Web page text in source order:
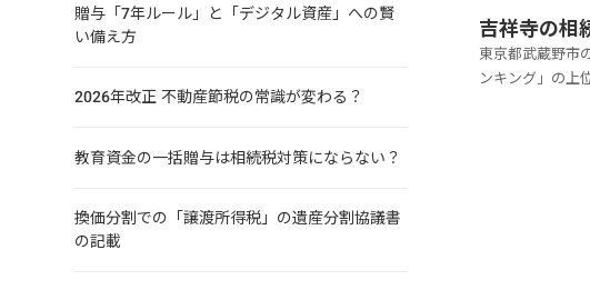
吉祥寺の相
東京都武蔵野市
ンキング」の上
贈与「7年ルール」と「デジタル資産」への賢
い備え方
2026年改正 不動産節税の常識が変わる？
教育資金の一括贈与は相続税対策にならない？
換価分割での「譲渡所得税」の遺産分割協議書
の記載